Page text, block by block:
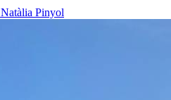
Natàlia Pinyol